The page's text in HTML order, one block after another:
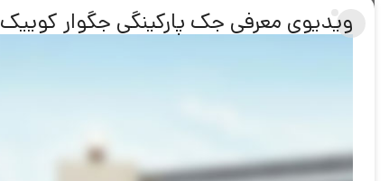
ویدیوی معرفی جک پارکینگی جگوار کوییک400